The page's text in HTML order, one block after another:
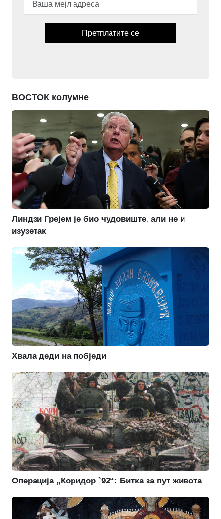
Претплатите се
ВОСТОК колумне
Линдзи Грејем је био чудовиште, али не и
изузетак
Хвала деди на побједи
Операција „Коридор `92“: Битка за пут живота